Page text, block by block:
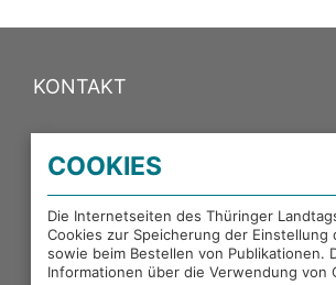
KONTAKT
PORTALE DES THÜRINGER
EXTERNE LINKS
COOKIES
Die Internetseiten des Thüringer
Cookies zur Speicherung der Einstellung
sowie beim Bestellen von Publikationen.
Informationen über die Verwendung von